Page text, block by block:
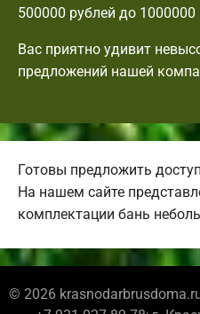
500000 рублей до 1000000
Вас приятно удивит
предложений нашей
Готовы предложить
На нашем сайте
комплектации бань
© 2026